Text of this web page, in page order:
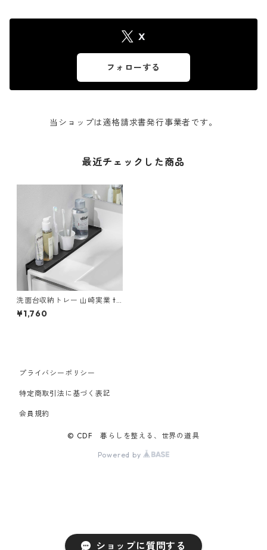
ショップに質問する
X
フォローする
当ショップは適格請求書発行事業者です。
最近チェックした商品
洗面台収納トレー 山崎実業 to
wer タワー 洗面台横隙間トレ
ー 10136 ブラック
¥1,760
プライバシーポリシー
特定商取引法に基づく表記
会員規約
© CDF 暮らしを整える、世界の道具
Powered by